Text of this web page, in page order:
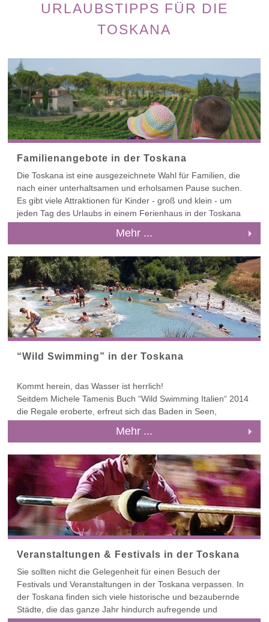
URLAUBSTIPPS FÜR DIE
TOSKANA
Familienangebote in der Toskana
Die Toskana ist eine ausgezeichnete Wahl für Familien, die
nach einer unterhaltsamen und erholsamen Pause suchen.
Es gibt viele Attraktionen für Kinder - groß und klein - um
jeden Tag des Urlaubs in einem Ferienhaus in der Toskana
Holen Sie sich Ihr Adrenalin mit dem Nervenkitzel einer
höchsten Wasserrutschen der Region. Nehmen Sie Ihre
Kinder mit, um auch die wilderen Bewohner der Toskana in
einem der besten Naturparks Italiens zu treffen. Lernen Sie
wie man Eiscreme macht oder machen Sie sich in einem der
Top-Museen schlau. Entdecken Sie unter den toskanischen
Bergen kühle Höhlen oder nehmen Sie ein Boot, um das in
einem See versunkene Dorf zu sehen. Und stellen Sie Ihren
Kindern Pinnochio oder Tyrannosaurus Rex vor.
Bei einem Familienurlaub in der Toskana wird sicher keine
Mehr ...
“Wild Swimming” in der Toskana
Kommt herein, das Wasser ist herrlich!
Seitdem Michele Tamenis Buch “Wild Swimming Italien“ 2014
die Regale eroberte, erfreut sich das Baden in Seen,
Italien wachsender Beliebtheit. Mit einer Vielzahl an
Toskana unzählige Möglichkeiten, um neue Badestellen zu
entdecken.
Warum ist “Wild Swimming” – freies Schwimmen – so beliebt?
Tameni schreibt, dass er es liebt „früh morgens in den Wald
zu gehen, wenn der Dunst über dem Wasser aufsteigt, ein
schönes Becken zu finden, auf den Sonnenaufgang zu
warten, und dann hineinzuspringen, sobald die ersten
Strahlen aufs Wasser treffen“. „Das Gefühl, einen neuen Ort
zu erkunden, und die unendliche Neugier, was am anderen
Ende des Wasserfalls oder hinter der nächsten Biegung eines
Flusses liegt“ sei unwiderstehlich.
Wo kann man in der Toskana frei schwimmen?
Einige der besten “Wild Swimming“ Badestellen in der
Mehr ...
Veranstaltungen & Festivals in der Toskana
Sie sollten nicht die Gelegenheit für einen Besuch der
Festivals und Veranstaltungen in der Toskana verpassen. In
der Toskana finden sich viele historische und bezaubernde
Städte, die das ganze Jahr hindurch aufregende und